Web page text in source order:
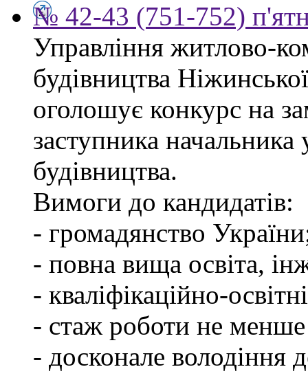
№ 42-43 (751-752)
Управління житлово-
будівництва
оголошує конкурс на
заступника
будівництва.
Вимоги до кандидатів:
- громадянство
- повна вища освіта,
- кваліфікаційно-
- стаж роботи не менше
- досконале